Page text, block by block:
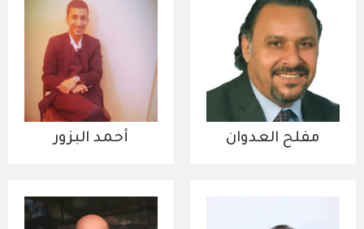
مفلح العدوان أحمد البزور